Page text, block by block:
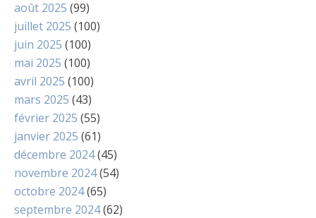
août 2025 (99)
juillet 2025 (100)
juin 2025 (100)
mai 2025 (100)
avril 2025 (100)
mars 2025 (43)
février 2025 (55)
janvier 2025 (61)
décembre 2024(45)
novembre 2024(54)
octobre 2024(65)
septembre 2024(62)